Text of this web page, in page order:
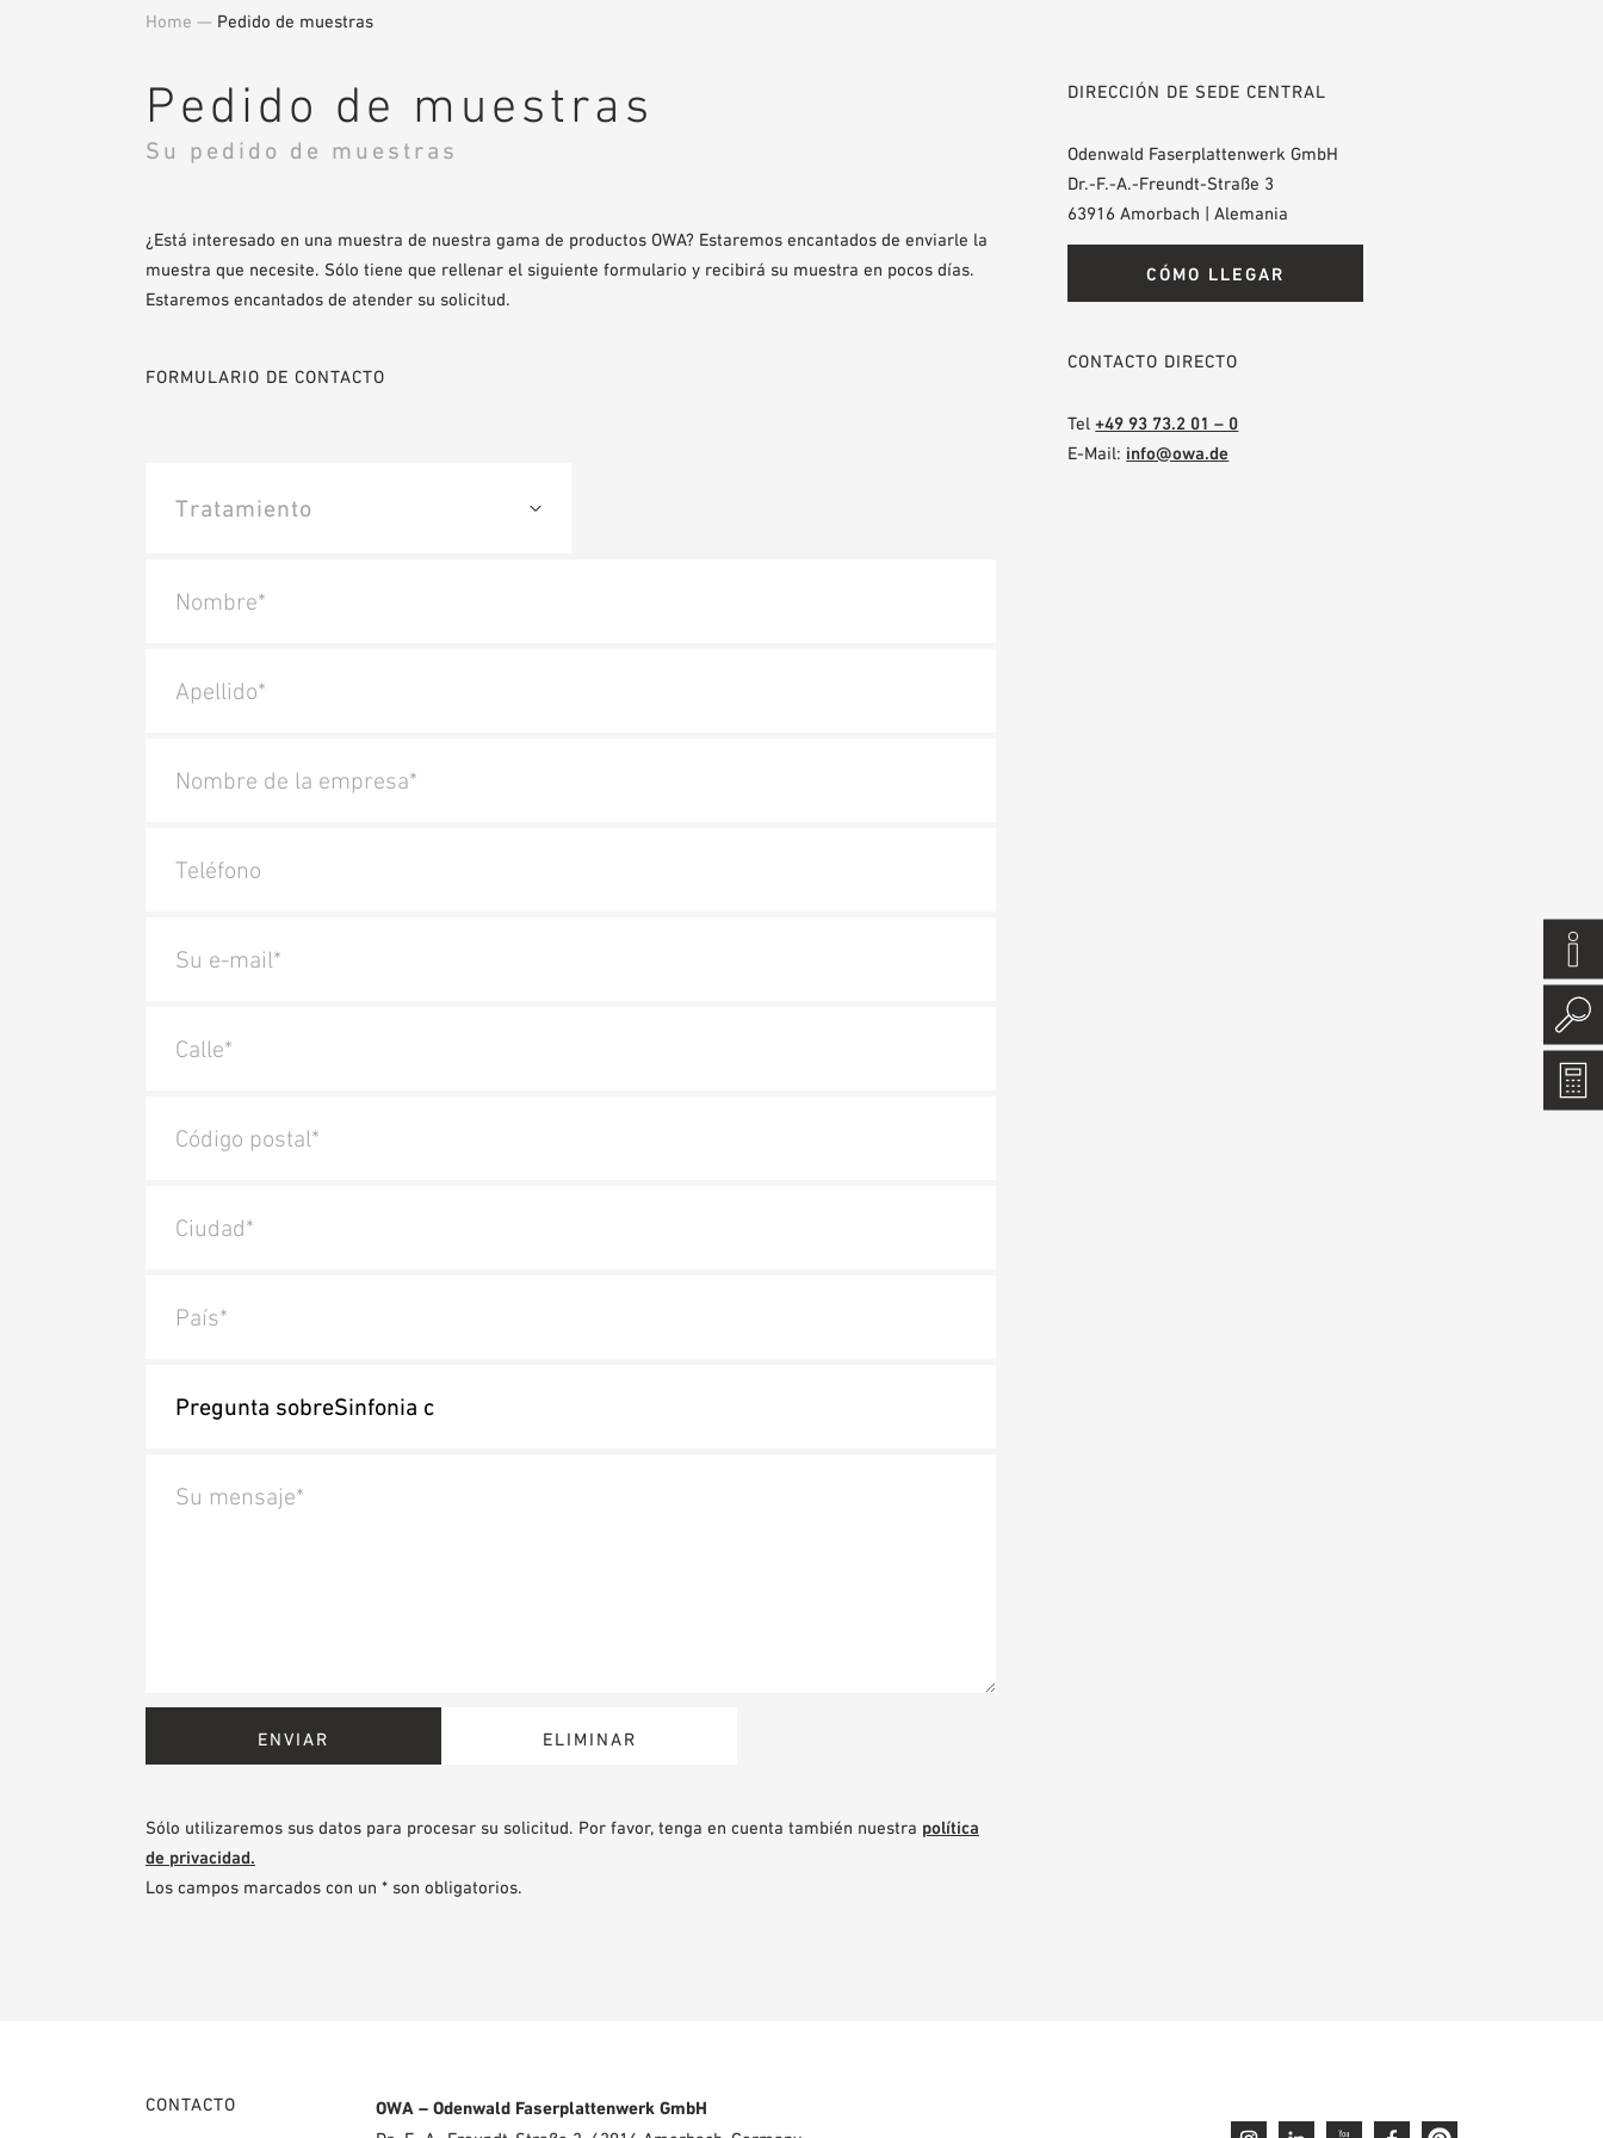
Home — Pedido de muestras
Pedido de muestras
Su pedido de muestras
¿Está interesado en una muestra de nuestra gama de productos OWA? Estaremos encantados de enviarle la
muestra que necesite. Sólo tiene que rellenar el siguiente formulario y recibirá su muestra en pocos días.
Estaremos encantados de atender su solicitud.
FORMULARIO DE CONTACTO
Nombre*
Apellido*
Nombre de la empresa*
Teléfono
Su e-mail*
Calle*
Código postal*
Ciudad*
País*
Su mensaje*
Sólo utilizaremos sus datos para procesar su solicitud. Por favor, tenga en cuenta también nuestra política
de privacidad.
Los campos marcados con un * son obligatorios.
DIRECCIÓN DE SEDE CENTRAL
Odenwald Faserplattenwerk GmbH
Dr.-F.-A.-Freundt-Straße 3
63916 Amorbach | Alemania
CÓMO LLEGAR
CONTACTO DIRECTO
Tel+49 93 73.2 01 – 0
E-Mail: info@owa.de
CONTACTO OWA – Odenwald Faserplattenwerk GmbH